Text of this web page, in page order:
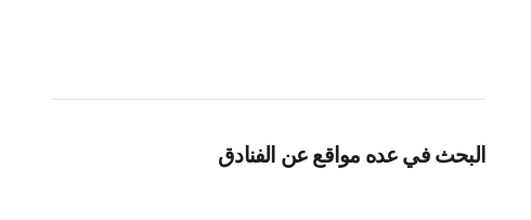
البحث في عده مواقع عن الفنادق